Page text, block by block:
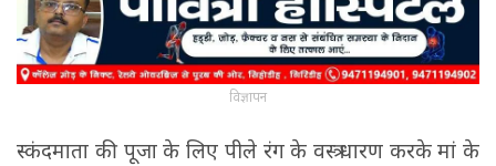
विज्ञापन
स्कंदमाता की पूजा के लिए पीले रंग के वस्त्र धारण करके मां के